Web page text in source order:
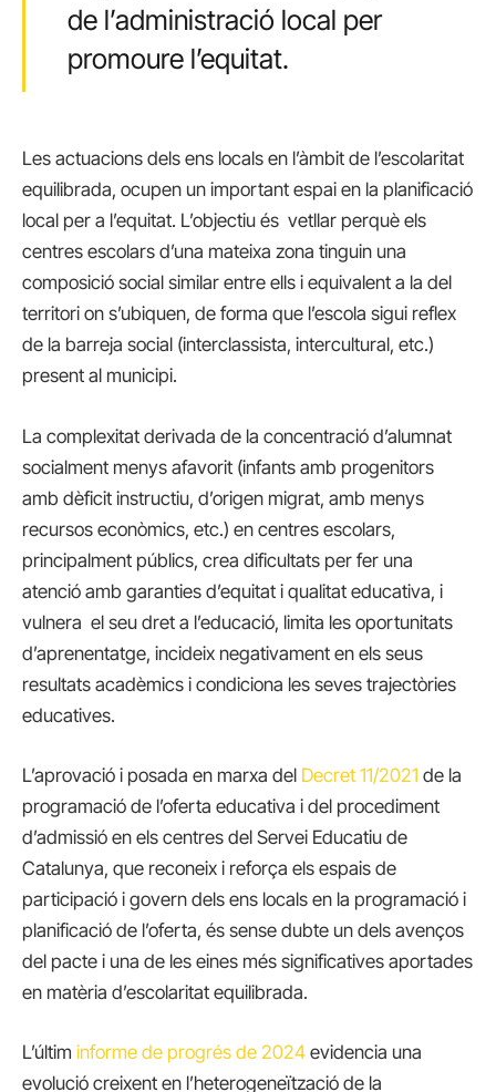
de l’administració local per
promoure l’equitat.
Les actuacions dels ens locals en l’àmbit de l’escolaritat
equilibrada, ocupen un important espai en la planificació
local per a l’equitat. L’objectiu és vetllar perquè els
centres escolars d’una mateixa zona tinguin una
composició social similar entre ells i equivalent a la del
territori on s’ubiquen, de forma que l’escola sigui reflex
de la barreja social (interclassista, intercultural, etc.)
present al municipi.
La complexitat derivada de la concentració d’alumnat
socialment menys afavorit (infants amb progenitors
amb dèficit instructiu, d’origen migrat, amb menys
recursos econòmics, etc.) en centres escolars,
principalment públics, crea dificultats per fer una
atenció amb garanties d’equitat i qualitat educativa, i
vulnera el seu dret a l’educació, limita les oportunitats
d’aprenentatge, incideix negativament en els seus
resultats acadèmics i condiciona les seves trajectòries
educatives.
L’aprovació i posada en marxa del Decret 11/2021 de la
programació de l’oferta educativa i del procediment
d’admissió en els centres del Servei Educatiu de
Catalunya, que reconeix i reforça els espais de
participació i govern dels ens locals en la programació i
planificació de l’oferta, és sense dubte un dels avenços
del pacte i una de les eines més significatives aportades
en matèria d’escolaritat equilibrada.
L’últim informe de progrés de 2024 evidencia una
evolució creixent en l’heterogeneïtzació de la